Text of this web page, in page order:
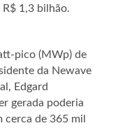
1,3 bilhão.
pico (MWp) de
da Newave
Edgard
gerada poderia
cerca de 365 mil